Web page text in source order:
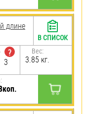
длине
?
3
Вес:
3.85 кг.
В СПИСОК